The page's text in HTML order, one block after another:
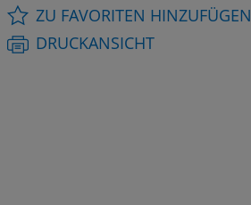
ZU FAVORITEN HINZUFÜGEN
DRUCKANSICHT